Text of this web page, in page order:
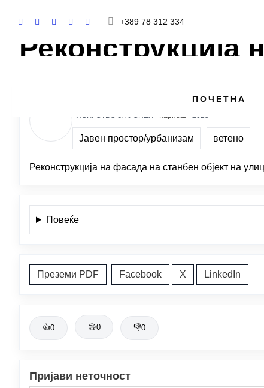
+389 78 312 334
ПОЧЕТНА
Реконструкција
ИСКУСТВО ЗА УСПЕХ · Карпош · 2025
Јавен простор/урбанизам ветено
Реконструкција на фасада на станбен објект на
Повеќе
Преземи PDF Facebook X LinkedIn
👍0 😄0 👎0
Пријави неточност